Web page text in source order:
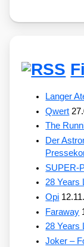
Langer
Qwert
The
Der
SUPER-
28 Years
Opi
Faraway
28 Years
Joker –